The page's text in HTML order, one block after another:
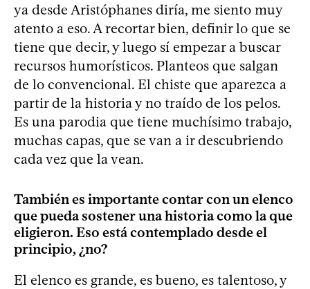
ya desde Aristóphanes diría, me siento muy
atento a eso. A recortar bien, definir lo que se
tiene que decir, y luego sí empezar a buscar
recursos humorísticos. Planteos que salgan
de lo convencional. El chiste que aparezca a
partir de la historia y no traído de los pelos.
Es una parodia que tiene muchísimo trabajo,
muchas capas, que se van a ir descubriendo
cada vez que la vean.
También es importante contar con un elenco
que pueda sostener una historia como la que
eligieron. Eso está contemplado desde el
principio, ¿no?
El elenco es grande, es bueno, es talentoso, y